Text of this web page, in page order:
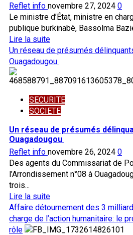
mobiliser
l’expertise
nationale
pour
un
développement
endogène
Burkina
Reflet info novembre 27, 2024 0
Le ministre d’État, ministre en
publique burkinabè, Bassolma
Lire la suiteEn
savoir
plus
Drame
à
Solenzo
:
Bassolma
Bazié,
ministre
d’État
entre
et
fermeté
Un réseau de présumés
Ouagadougou
SECURITE
SOCIETE
Un réseau de présumés
Ouagadougou
Reflet info novembre 26, 2024 0
Des agents du Commissariat de
l’Arrondissement n°08 à
trois...
Lire la suiteEn
savoir
plus
sur
Affaire détournement des 3
charge de l’action humanitaire: le
rôle